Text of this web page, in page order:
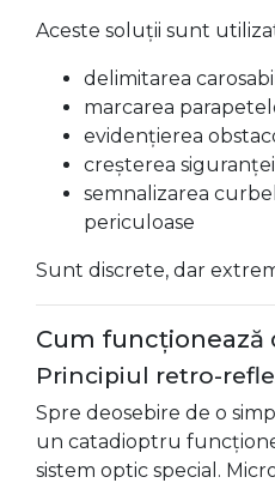
Aceste soluții sunt
delimitarea
marcarea
evidențierea
creșterea
semnalizarea
periculoase
Sunt discrete, dar
Cum funcționează
Principiul retro-
Spre deosebire de o
un catadioptru
sistem optic special.